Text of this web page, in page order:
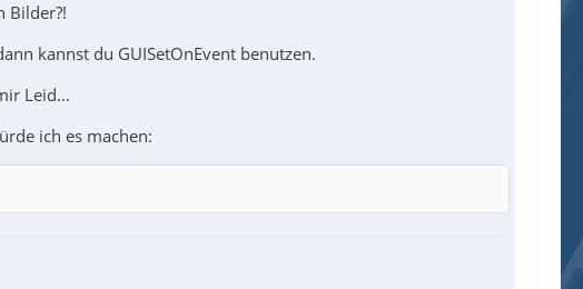
Bilder?!
kannst du GUISetOnEvent benutzen.
Leid...
ich es machen: